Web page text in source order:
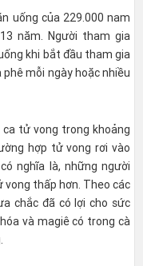
uống của 229.000 nam
năm. Người tham gia
khi bắt đầu tham gia
mỗi ngày hoặc nhiều
tử vong trong khoảng
hợp tử vong rơi vào
nghĩa là, những người
vong thấp hơn. Theo các
chắc đã có lợi cho sức
và magiê có trong cà